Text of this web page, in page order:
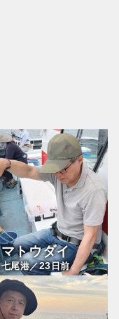
マトウダイ
七尾港／23日前